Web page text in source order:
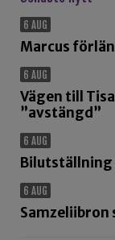
6 AUG
Marcus
6 AUG
Vägen till
”avstängd”
6 AUG
Bilutställning
6 AUG